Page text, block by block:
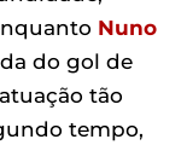
Nuno
do gol de
tão
tempo,